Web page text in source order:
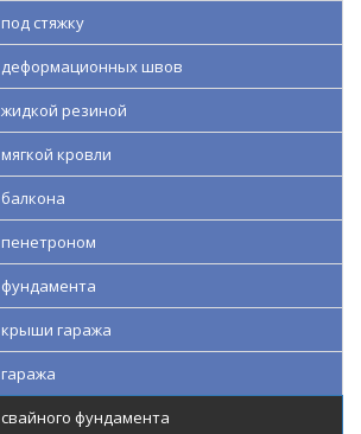
стяжку
деформационных швов
резиной
кровли
крыши гаража
фундамента